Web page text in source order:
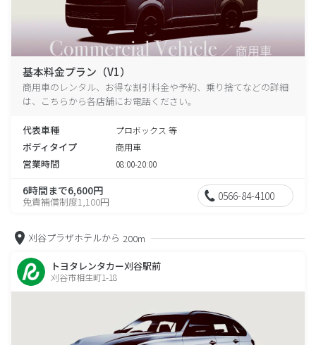
基本料金プラン（V1）
商用車のレンタル、お得な割引料金や予約、乗り捨てなどの詳細
は、こちらから各店舗にお電話ください。
代表車種 プロボックス 等
ボディタイプ 商用車
営業時間 08:00-20:00
6時間まで6,600円
免責補償制度1,100円 0566-84-4100
刈谷プラザホテルから 200m
トヨタレンタカー刈谷駅前
刈谷市相生町1-18